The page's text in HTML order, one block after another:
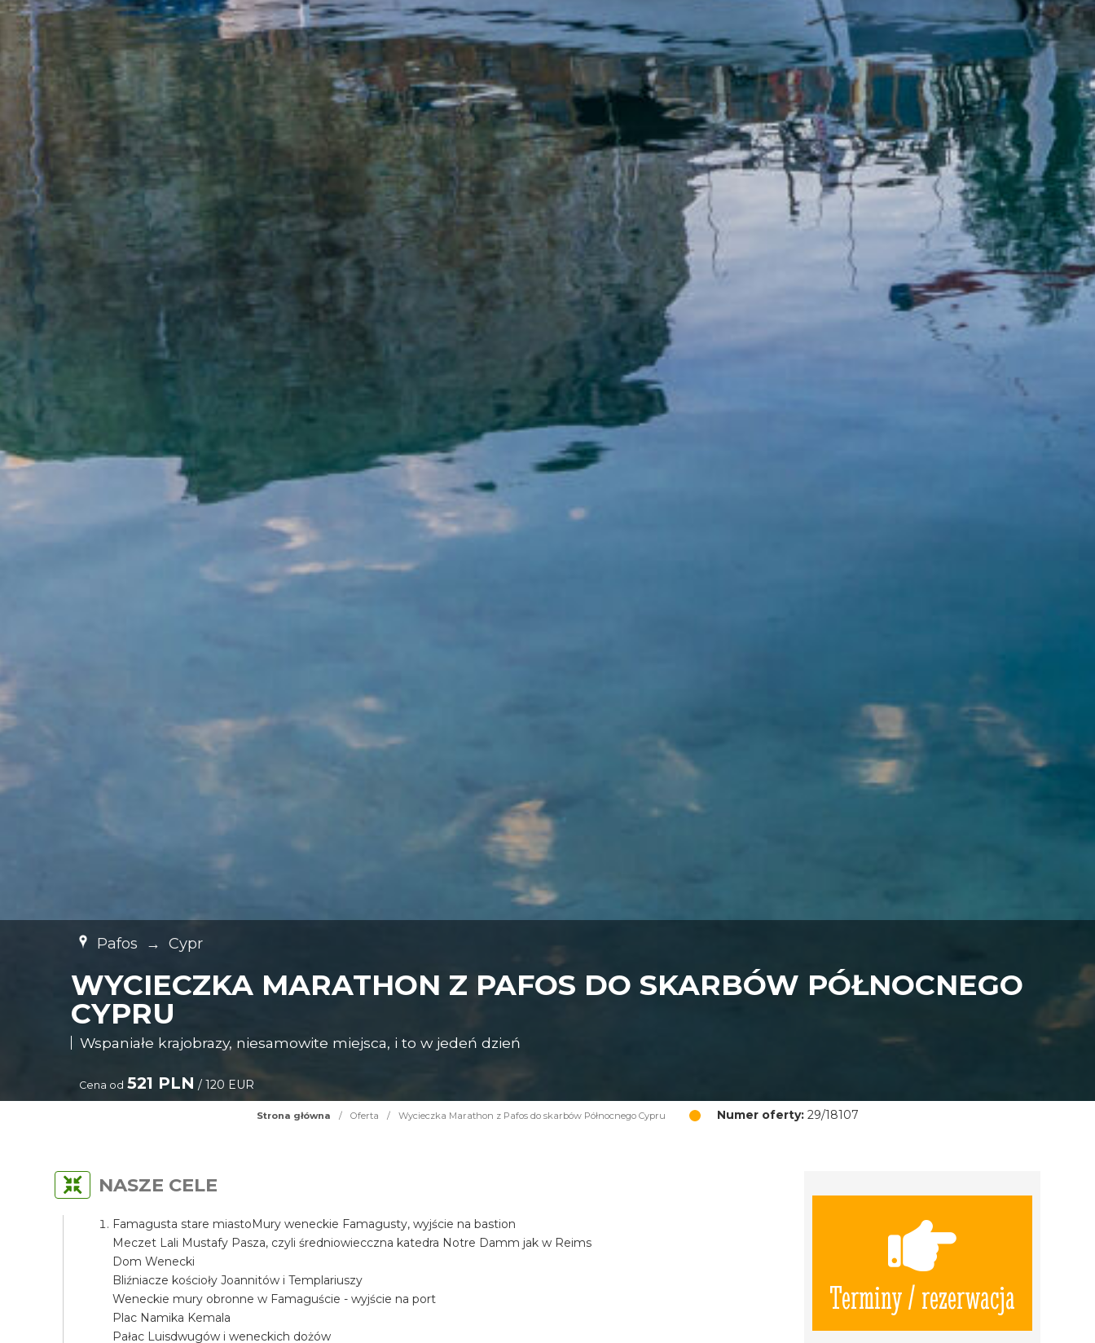
Pafos → Cypr
WYCIECZKA MARATHON Z PAFOS DO SKARBÓW PÓŁNOCNEGO
CYPRU
Wspaniałe krajobrazy, niesamowite miejsca, i to w jedeń dzień
Cena od 521 PLN / 120 EUR
Strona główna / Oferta / Wycieczka Marathon z Pafos do skarbów Północnego Cypru Numer oferty: 29/18107
Terminy / rezerwacja
NASZE CELE
Famagusta stare miastoMury weneckie Famagusty, wyjście na bastion
Meczet Lali Mustafy Pasza, czyli średniowiecczna katedra Notre Damm jak w Reims
Dom Wenecki
Bliźniacze kościoły Joannitów i Templariuszy
Weneckie mury obronne w Famaguście - wyjście na port
Plac Namika Kemala
Pałac Luisdwugów i weneckich dożów